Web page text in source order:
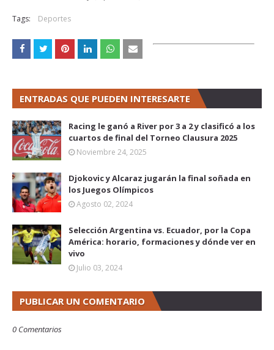
Tags: Deportes
ENTRADAS QUE PUEDEN INTERESARTE
Racing le ganó a River por 3 a 2 y clasificó a los
cuartos de final del Torneo Clausura 2025
Noviembre 24, 2025
Djokovic y Alcaraz jugarán la final soñada en
los Juegos Olímpicos
Agosto 02, 2024
Selección Argentina vs. Ecuador, por la Copa
América: horario, formaciones y dónde ver en
vivo
Julio 03, 2024
PUBLICAR UN COMENTARIO
0 Comentarios